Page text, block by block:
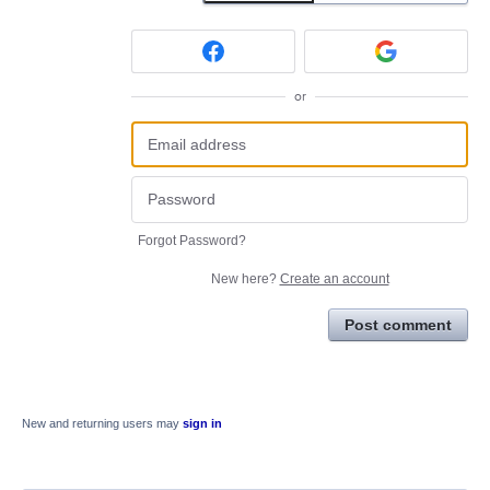
or
Forgot Password?
New here? Create an account
Post comment
New and returning users may sign in